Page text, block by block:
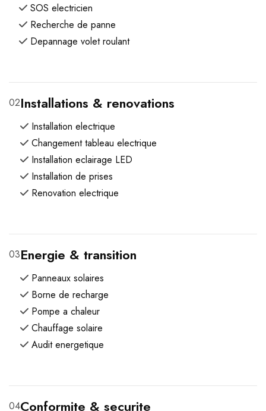
SOS electricien
Recherche de panne
Depannage volet roulant
02Installations & renovations
Installation electrique
Changement tableau electrique
Installation eclairage LED
Installation de prises
Renovation electrique
03Energie & transition
Panneaux solaires
Borne de recharge
Pompe a chaleur
Chauffage solaire
Audit energetique
04Conformite & securite